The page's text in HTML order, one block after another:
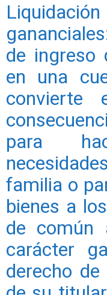
de ingreso
en una
convierte
para
familia o
bienes a
de común
carácter
derecho